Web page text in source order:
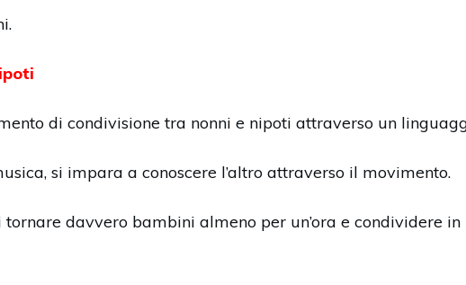
di condivisione tra nonni e nipoti attraverso un
si impara a conoscere l’altro attraverso il movimento.
davvero bambini almeno per un’ora e condividere